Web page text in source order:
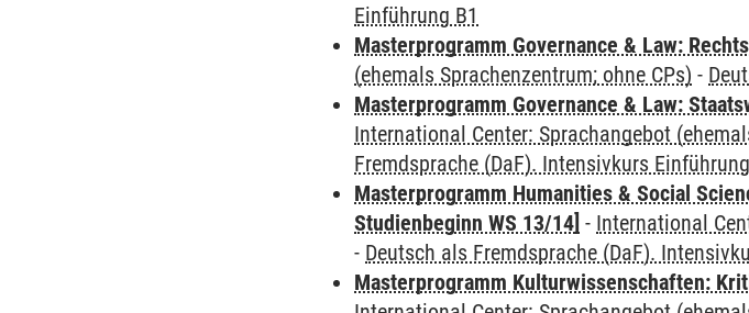
Einführung B1
Masterprogramm Governance & Law:
(ehemals Sprachenzentrum; ohne CPs) -
Masterprogramm Governance & Law:
International Center: Sprachangebot
Fremdsprache (DaF). Intensivkurs
Masterprogramm Humanities & Social
Studienbeginn WS 13/14] - International
- Deutsch als Fremdsprache (DaF).
Masterprogramm Kulturwissenschaften: